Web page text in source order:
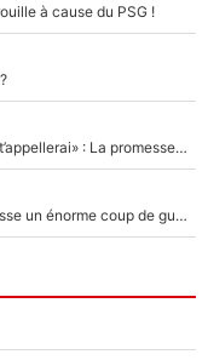
à cause du PSG !
Mercato - OM - «Dès que je prends un club, je t’appellerai» : La promesse de Marcelino au moment de claquer la porte
Victime de racisme contre Murray, Kyrgios pousse un énorme coup de gueule !